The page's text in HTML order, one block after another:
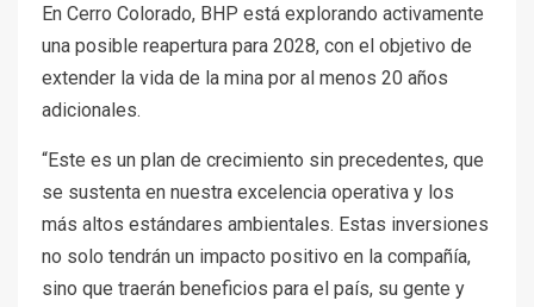
En Cerro Colorado, BHP está explorando activamente
una posible reapertura para 2028, con el objetivo de
extender la vida de la mina por al menos 20 años
adicionales.
“Este es un plan de crecimiento sin precedentes, que
se sustenta en nuestra excelencia operativa y los
más altos estándares ambientales. Estas inversiones
no solo tendrán un impacto positivo en la compañía,
sino que traerán beneficios para el país, su gente y